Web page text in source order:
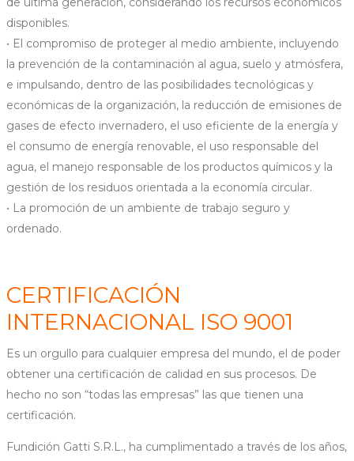
disponibles.
• El compromiso de proteger al medio ambiente, incluyendo
la prevención de la contaminación al agua, suelo y atmósfera,
e impulsando, dentro de las posibilidades tecnológicas y
económicas de la organización, la reducción de emisiones de
gases de efecto invernadero, el uso eficiente de la energía y
el consumo de energía renovable, el uso responsable del
agua, el manejo responsable de los productos químicos y la
gestión de los residuos orientada a la economía circular.
• La promoción de un ambiente de trabajo seguro y
ordenado.
CERTIFICACIÓN
INTERNACIONAL ISO 9001
Es un orgullo para cualquier empresa del mundo, el de poder
obtener una certificación de calidad en sus procesos. De
hecho no son “todas las empresas” las que tienen una
certificación.
Fundición Gatti S.R.L., ha cumplimentado a través de los años,